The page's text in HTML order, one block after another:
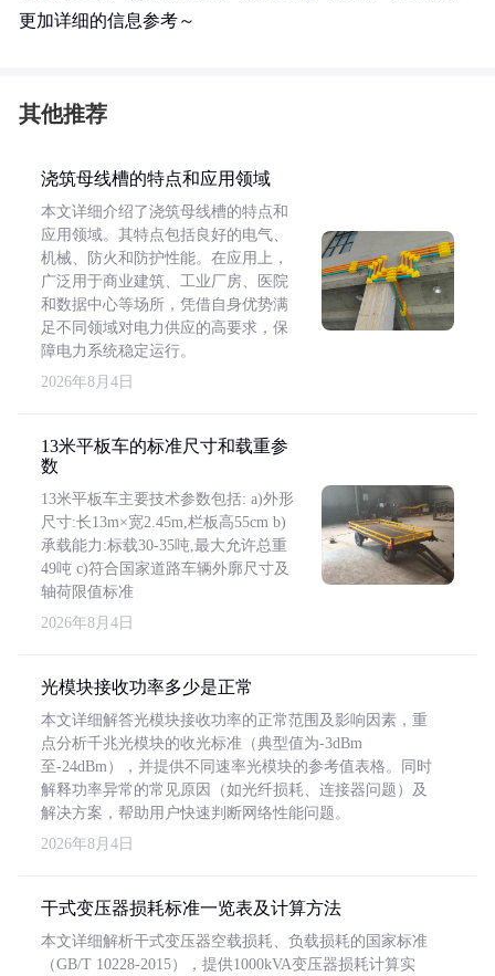
更加详细的信息参考～
其他推荐
浇筑母线槽的特点和应用领域
本文详细介绍了浇筑母线槽的特点和
应用领域。其特点包括良好的电气、
机械、防火和防护性能。在应用上，
广泛用于商业建筑、工业厂房、医院
和数据中心等场所，凭借自身优势满
足不同领域对电力供应的高要求，保
障电力系统稳定运行。
2026年8月4日
13米平板车的标准尺寸和载重参
数
13米平板车主要技术参数包括: a)外形
尺寸:长13m×宽2.45m,栏板高55cm b)
承载能力:标载30-35吨,最大允许总重
49吨 c)符合国家道路车辆外廓尺寸及
轴荷限值标准
2026年8月4日
光模块接收功率多少是正常
本文详细解答光模块接收功率的正常范围及影响因素，重
点分析千兆光模块的收光标准（典型值为-3dBm
至-24dBm），并提供不同速率光模块的参考值表格。同时
解释功率异常的常见原因（如光纤损耗、连接器问题）及
解决方案，帮助用户快速判断网络性能问题。
2026年8月4日
干式变压器损耗标准一览表及计算方法
本文详细解析干式变压器空载损耗、负载损耗的国家标准
（GB/T 10228-2015），提供1000kVA变压器损耗计算实